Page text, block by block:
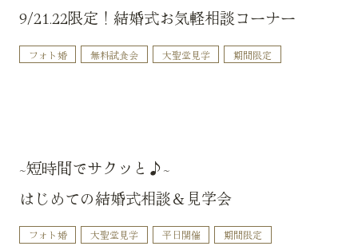
9/21.22限定！結婚式お気軽相談コーナー
フォト婚 無料試食会 大聖堂見学 期間限定
~短時間でサクッと♪~
はじめての結婚式相談＆見学会
フォト婚 大聖堂見学 平日開催 期間限定